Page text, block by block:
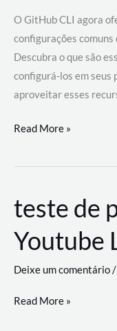
O GitHub CLI agora
configurações
Descubra o que são
configurá-los em seus
aproveitar esses
GitHub
revoluciona
de
trabalho
com
a
workflows
Read More »
teste de
Youtube
Deixe um comentário/
teste
Read More »